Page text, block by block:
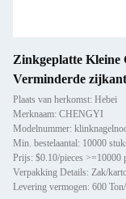
Zinkgeplatte Kleine
Verminderde
Plaats van herkomst: Hebei
Merknaam: CHENGYI
Modelnummer:
Min. bestelaantal: 10000
Prijs: $0.10/pieces >=10000
Verpakking Details: Zak/
Levering vermogen: 600